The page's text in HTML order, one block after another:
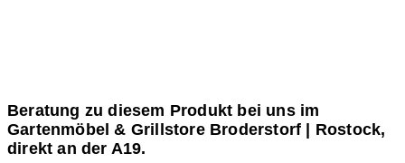
Beratung zu diesem Produkt bei uns im
Gartenmöbel & Grillstore Broderstorf | Rostock,
direkt an der A19.